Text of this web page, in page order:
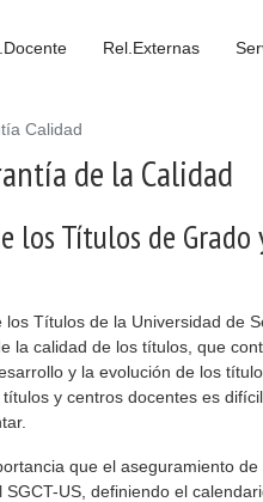
Rel.Externas
Calidad
de la Calidad
los Títulos de Grado
Títulos de la Universidad de
la calidad de los títulos, que
y la evolución de los
y centros docentes es
que el aseguramiento
US, definiendo el